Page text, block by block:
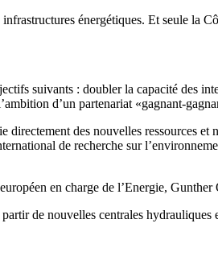
énergétiques. Et seule la
suivants : doubler la capacité des
d’un partenariat «gagnant-
des nouvelles ressources et
de recherche sur
en charge de l’Energie, Gunther
de nouvelles centrales